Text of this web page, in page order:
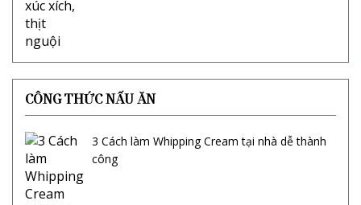
CÔNG THỨC NẤU ĂN
3 Cách làm Whipping Cream tại nhà dễ thành
công